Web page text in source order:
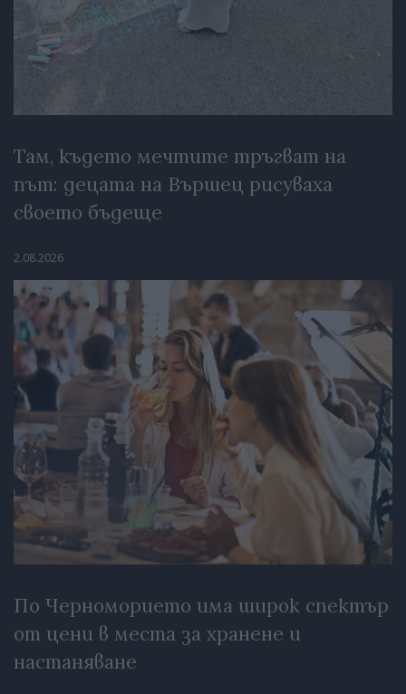
Там, където мечтите тръгват на
път: децата на Вършец рисуваха
своето бъдеще
2.08.2026
По Черноморието има широк спектър
от цени в места за хранене и
настаняване